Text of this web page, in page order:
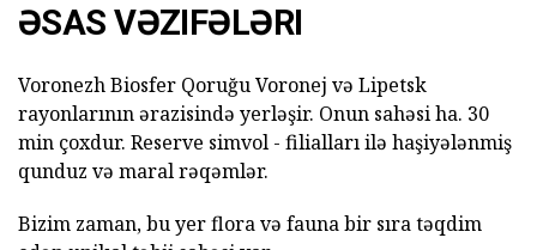
ƏSAS VƏZIFƏLƏRI
Voronezh Biosfer Qoruğu Voronej və Lipetsk
rayonlarının ərazisində yerləşir. Onun sahəsi ha. 30
min çoxdur. Reserve simvol - filialları ilə haşiyələnmiş
qunduz və maral rəqəmlər.
Bizim zaman, bu yer flora və fauna bir sıra təqdim